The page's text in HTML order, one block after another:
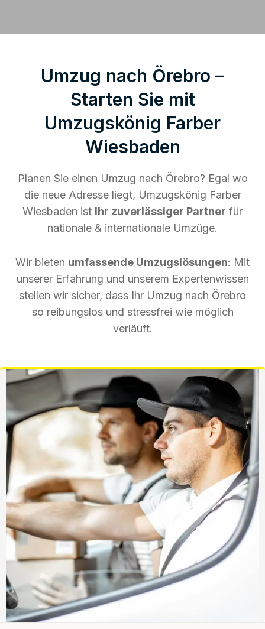
Umzug nach Örebro –
Starten Sie mit
Umzugskönig Farber
Wiesbaden
Planen Sie einen Umzug nach Örebro? Egal wo
die neue Adresse liegt, Umzugskönig Farber
Wiesbaden ist Ihr zuverlässiger Partner für
nationale & internationale Umzüge.
Wir bieten umfassende Umzugslösungen: Mit
unserer Erfahrung und unserem Expertenwissen
stellen wir sicher, dass Ihr Umzug nach Örebro
so reibungslos und stressfrei wie möglich
verläuft.